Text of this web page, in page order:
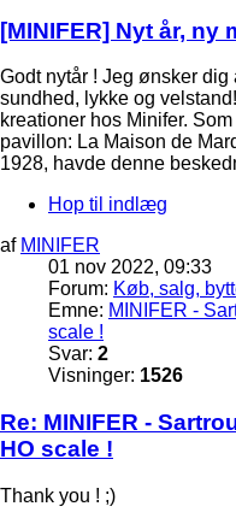
[MINIFER] Nyt år, ny
Godt nytår ! Jeg ønsker
sundhed, lykke og
kreationer hos Minifer.
pavillon: La Maison de
1928, havde denne
Hop til indlæg
af MINIFER
01 nov 2022, 09:33
Forum: Køb, salg,
Emne: MINIFER -
scale !
Svar: 2
Visninger: 1526
Re: MINIFER -
HO scale !
Thank you ! ;)